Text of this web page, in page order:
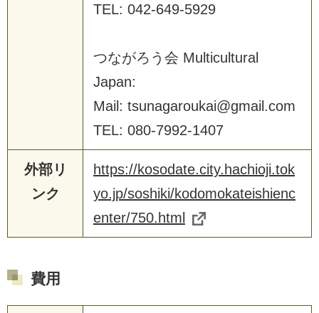
TEL: 042-649-5929
つながろう会 Multicultural
Japan:
Mail: tsunagaroukai@gmail.com
TEL: 080-7992-1407
外部リ
ンク
https://kosodate.city.hachioji.tok
yo.jp/soshiki/kodomokateishienc
enter/750.html
費用